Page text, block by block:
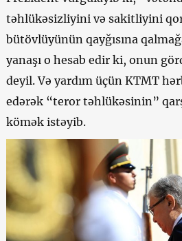
təhlükəsizliyini və sakitliyini
bütövlüyünün qayğısına
yanaşı o hesab edir ki, onun
deyil. Və yardım üçün KTMT
edərək “teror təhlükəsinin”
kömək istəyib.